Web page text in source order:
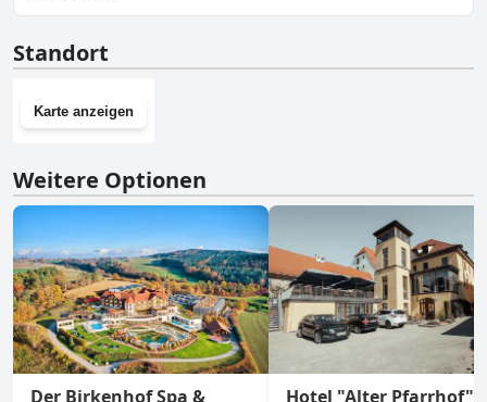
Standort
Karte anzeigen
Weitere Optionen
Der Birkenhof Spa & Hotel "Alter Pfarrhof"